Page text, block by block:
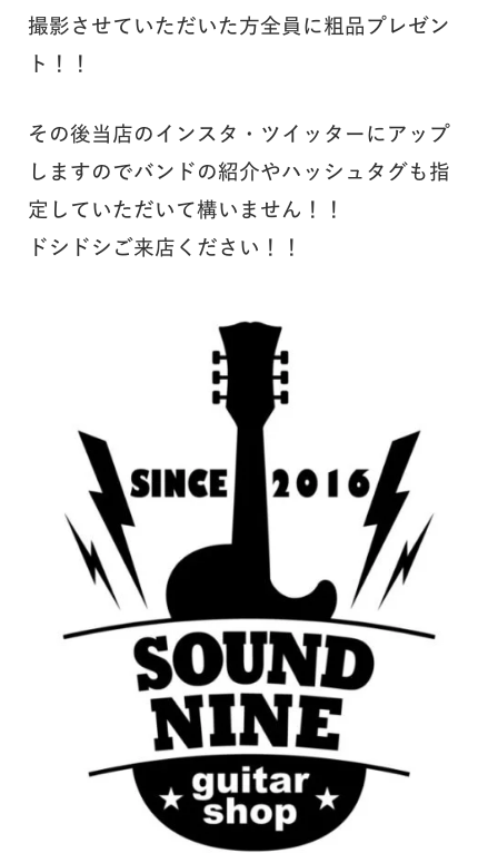
撮影させていただいた方全員に粗品プレゼン
ト！！
その後当店のインスタ・ツイッターにアップ
しますのでバンドの紹介やハッシュタグも指
定していただいて構いません！！
ドシドシご来店ください！！